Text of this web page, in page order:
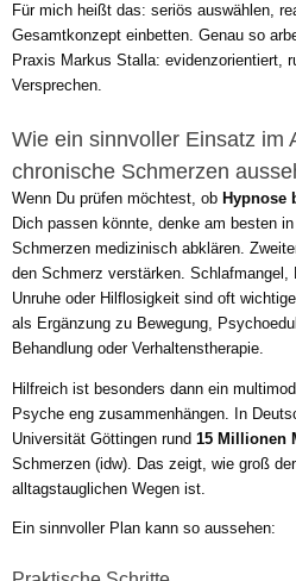
Für mich heißt das: seriös auswählen,
Gesamtkonzept einbetten. Genau so
Praxis Markus Stalla: evidenzorientiert,
Versprechen.
Wie ein sinnvoller Einsatz im
chronische Schmerzen
Wenn Du prüfen möchtest, ob Hypnose
Dich passen könnte, denke am besten
Schmerzen medizinisch abklären.
den Schmerz verstärken. Schlafmangel,
Unruhe oder Hilflosigkeit sind oft
als Ergänzung zu Bewegung,
Behandlung oder Verhaltenstherapie.
Hilfreich ist besonders dann ein
Psyche eng zusammenhängen. In
Universität Göttingen rund 15 Millionen
Schmerzen (idw). Das zeigt, wie groß
alltagstauglichen Wegen ist.
Ein sinnvoller Plan kann so aussehen: